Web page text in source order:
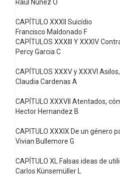
Raul Núnez O
CAPÍTULO XXXII Suicídio
Francisco Maldonado F
CAPÍTULOS XXXIII Y XXXIV
Percy Garcia C
CAPÍTULOS XXXV y XXXVI
Claudia Cardenas A
CAPÍTULO XXXVII Atentados,
Hector Hernandez B
CAPITULO XXXIX De un género
Vivian Bullemore G
CAPÍTULO XL Falsas ideas de
Carlos Künsemüller L